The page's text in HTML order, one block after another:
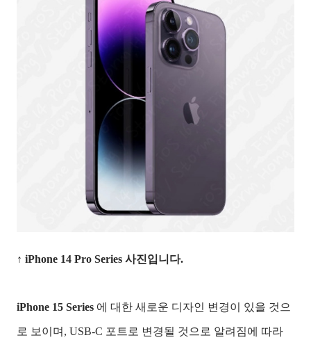
↑ iPhone 14 Pro Series 사진입니다.
iPhone 15 Series 에 대한 새로운 디자인 변경이 있을 것으
로 보이며, USB-C 포트로 변경될 것으로 알려짐에 따라